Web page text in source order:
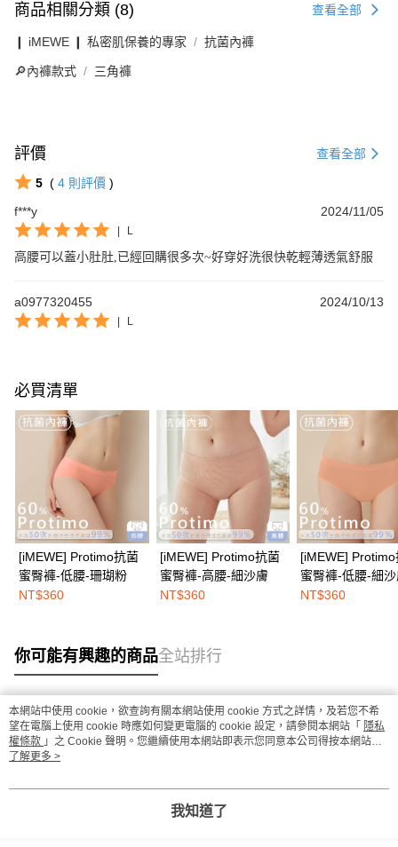
商品相關分類 (8) 查看全部
❙ iMEWE ❙ 私密肌保養的專家 抗菌內褲
🔎內褲款式 三角褲
評價 查看全部
5 ( 4 則評價 )
f***y
2024/11/05
| L
高腰可以蓋小肚肚,已經回購很多次~好穿好洗很快乾輕薄透氣舒服
a0977320455 2024/10/13
| L
必買清單
[iMEWE] Protimo抗菌
蜜臀褲-低腰-珊瑚粉
NT$360
[iMEWE] Protimo抗菌
蜜臀褲-高腰-細沙膚
NT$360
[iMEWE]
蜜臀褲-低腰-細
NT$360
你可能有興趣的商品全站排行
熱門標籤
本網站中使用 cookie，欲查詢有關本網站使用 cookie 方式之詳情，及若您不希
望在電腦上使用 cookie 時應如何變更電腦的 cookie 設定，請參閱本網站「 隱私
權條款 」之 Cookie 聲明。您繼續使用本網站即表示您同意本公司得按本網站使
用條款之 Cookie 聲明使用 cookie。
了解更多 >
我知道了